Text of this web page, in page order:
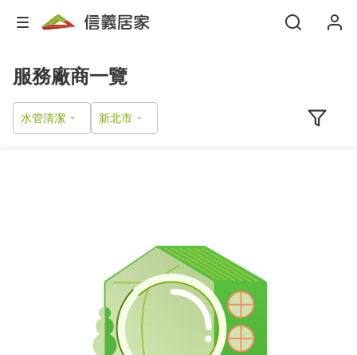
服務廠商一覽
水管清潔